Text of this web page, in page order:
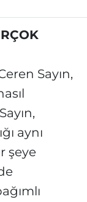
Sayın,
aynı
şeye